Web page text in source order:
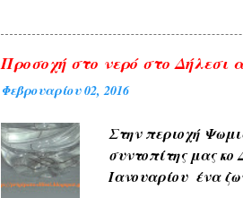
Προσοχή στο νερό στο Δήλεσι
Φεβρουαρίου 02, 2016
Στην περιοχή
συντοπίτης μας
Ιανουαρίου ένα